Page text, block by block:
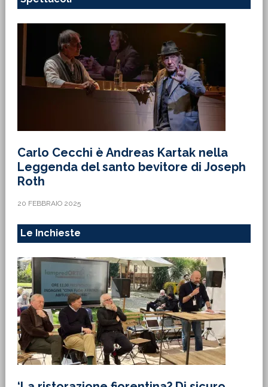
Carlo Cecchi è Andreas Kartak nella
Leggenda del santo bevitore di Joseph
Roth
20 FEBBRAIO 2025
Le Inchieste